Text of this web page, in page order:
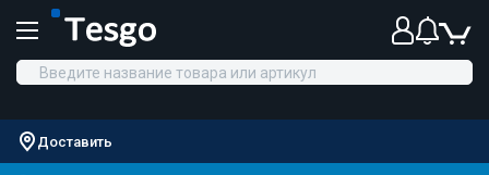
Доставить